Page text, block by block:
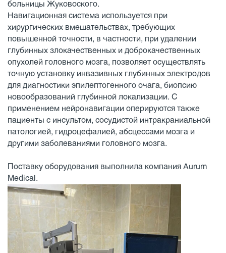
больницы Жуковоского.
Навигационная система используется при
хирургических вмешательствах, требующих
повышенной точности, в частности, при удалении
глубинных злокачественных и доброкачественных
опухолей головного мозга, позволяет осуществлять
точную установку инвазивных глубинных электродов
для диагностики эпилептогенного очага, биопсию
новообразований глубинной локализации. С
применением нейронавигации оперируются также
пациенты с инсультом, сосудистой интракраниальной
патологией, гидроцефалией, абсцессами мозга и
другими заболеваниями головного мозга.
Поставку оборудования выполнила компания Aurum
Medical.